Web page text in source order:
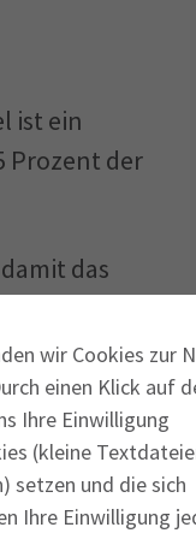
wir Cookies zur
einen Klick auf
Ihre Einwilligung
(kleine
setzen und die sich
Ihre Einwilligung
ist ein
Prozent der
das